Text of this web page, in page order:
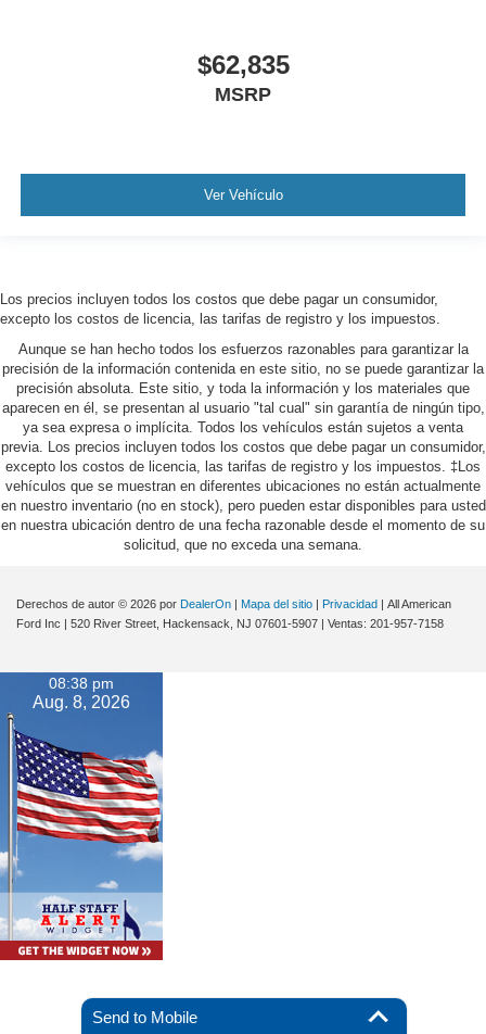
$62,835
MSRP
Ver Vehículo
Los precios incluyen todos los costos que debe pagar un consumidor,
excepto los costos de licencia, las tarifas de registro y los impuestos.
Aunque se han hecho todos los esfuerzos razonables para garantizar la
precisión de la información contenida en este sitio, no se puede garantizar la
precisión absoluta. Este sitio, y toda la información y los materiales que
aparecen en él, se presentan al usuario "tal cual" sin garantía de ningún tipo,
ya sea expresa o implícita. Todos los vehículos están sujetos a venta
previa. Los precios incluyen todos los costos que debe pagar un consumidor,
excepto los costos de licencia, las tarifas de registro y los impuestos. ‡Los
vehículos que se muestran en diferentes ubicaciones no están actualmente
en nuestro inventario (no en stock), pero pueden estar disponibles para usted
en nuestra ubicación dentro de una fecha razonable desde el momento de su
solicitud, que no exceda una semana.
Derechos de autor © 2026 por DealerOn Mapa del sitio Privacidad | All American
Ford Inc
520 River Street, Hackensack, NJ 07601-5907 | Ventas: 201-957-7158
08:38 pm
Aug. 8, 2026
Send to Mobile